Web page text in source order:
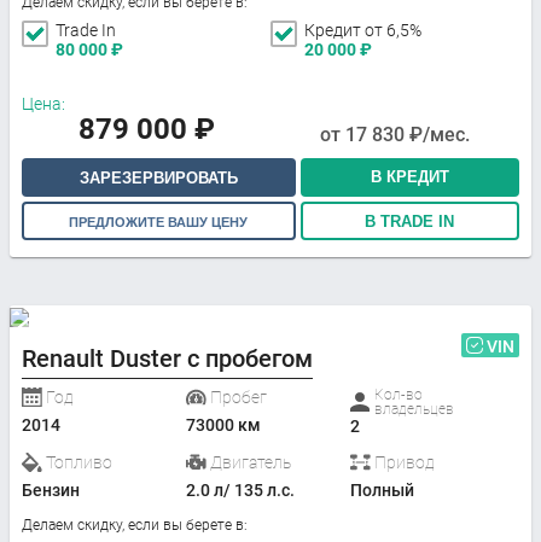
Trade In
80 000₽
Кредит от 6,5%
20 000₽
Цена:
879 000 ₽ от 17 830 ₽/мес.
ЗАРЕЗЕРВИРОВАТЬ В КРЕДИТ
ПРЕДЛОЖИТЕ ВАШУ ЦЕНУ В TRADE IN
Renault Duster с пробегом VIN
Год
2014
Пробег
73000 км
Кол-во
владельцев
2
Топливо
Бензин
Двигатель
2.0 л/ 135 л.с.
Привод
Полный
Делаем скидку, если вы берете в: